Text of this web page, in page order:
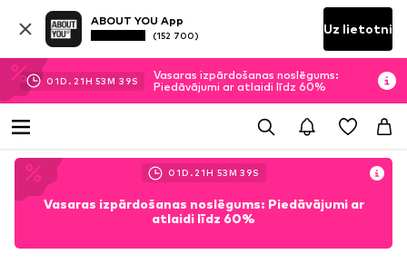
ABOUT YOU App
(152 700) Uz lietotni
01D. 21H 53M 37S
Vasaras izpārdošanas noslēgums:
Piedāvājumi ar atlaidi līdz 60%
01D. 21H 53M 37S
Vasaras izpārdošanas noslēgums: Piedāvājumi ar
atlaidi līdz 60%